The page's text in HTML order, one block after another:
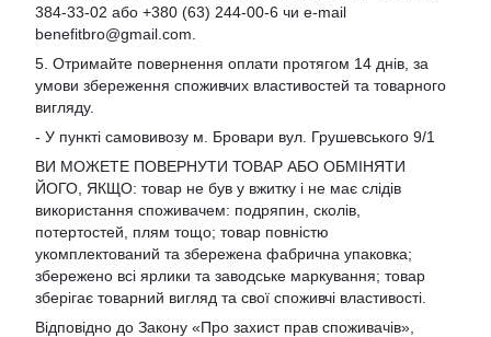
384-33-02 або +380 (63) 244-00-6 чи e-mail
benefitbro@gmail.com
5. Отримайте повернення оплати протягом 14 днів, за
умови збереження споживчих властивостей та товарного
вигляду.
- У пункті самовивозу м. Бровари вул. Грушевського 9/1
ВИ МОЖЕТЕ ПОВЕРНУТИ ТОВАР АБО ОБМІНЯТИ
ЙОГО, ЯКЩО: товар не був у вжитку і не має слідів
використання споживачем: подряпин, сколів,
потертостей, плям тощо; товар повністю
укомплектований та збережена фабрична упаковка;
збережено всі ярлики та заводське маркування; товар
зберігає товарний вигляд та свої споживчі властивості.
Відповідно до Закону «Про захист прав споживачів»,